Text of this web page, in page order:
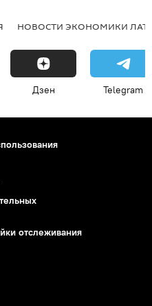
НОВОСТИ ЭКОНОМИКИ
Дзен Telegram
отслеживания